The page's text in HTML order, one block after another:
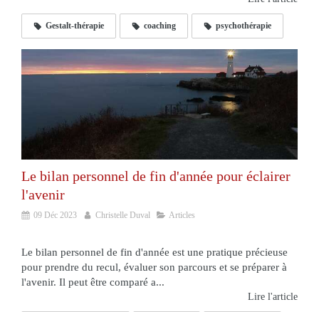
Gestalt-thérapie coaching psychothérapie
Le bilan personnel de fin d'année pour éclairer
l'avenir
09 Déc 2023 Christelle Duval Articles
Le bilan personnel de fin d'année est une pratique précieuse
pour prendre du recul, évaluer son parcours et se préparer à
l'avenir. Il peut être comparé a...
Lire l'article